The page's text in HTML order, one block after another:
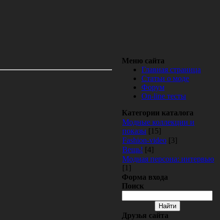
Меню сайта
Главная страница
Статьи о моде
Форум
On-line тесты
Категории каталога
Модные коллекции и
показы [15]
Fashion-video [3]
Вещь! [4]
Модная персона: интервью
[1]
Форма входа
Поиск
Друзья сайта